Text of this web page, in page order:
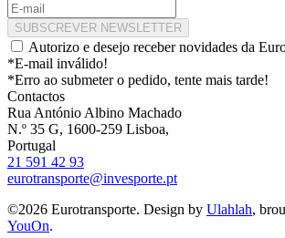
SUBSCREVER NEWSLETTER
Autorizo e desejo receber novidades da
*E-mail inválido!
*Erro ao submeter o pedido, tente mais tarde!
Contactos
Rua António Albino Machado
N.º 35 G, 1600-259 Lisboa,
Portugal
21 591 42 93
eurotransporte@invesporte.pt
©2026 Eurotransporte. Design by Ulahlah,
YouOn.